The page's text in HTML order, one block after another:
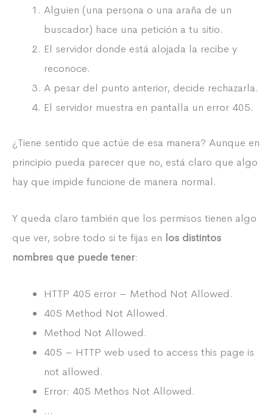
Alguien (una persona o una araña de un
buscador) hace una petición a tu sitio.
El servidor donde está alojada la recibe y
reconoce.
A pesar del punto anterior, decide rechazarla.
El servidor muestra en pantalla un error 405.
¿Tiene sentido que actúe de esa manera? Aunque en
principio pueda parecer que no, está claro que algo
hay que impide funcione de manera normal.
Y queda claro también que los permisos tienen algo
que ver, sobre todo si te fijas en los distintos
nombres que puede tener:
HTTP 405 error – Method Not Allowed.
405 Method Not Allowed.
Method Not Allowed.
405 – HTTP web used to access this page is
not allowed.
Error: 405 Methos Not Allowed.
…